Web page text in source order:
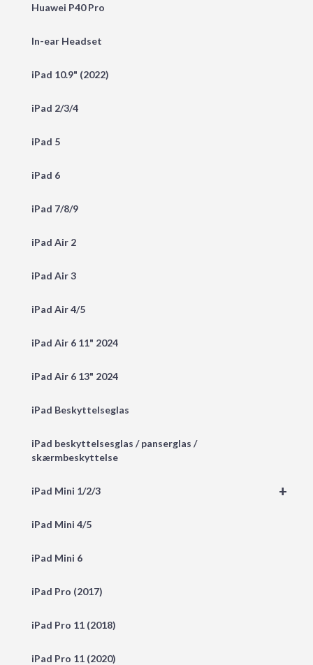
Huawei P40 Pro
In-ear Headset
iPad 10.9" (2022)
iPad 2/3/4
iPad 5
iPad 6
iPad 7/8/9
iPad Air 2
iPad Air 3
iPad Air 4/5
iPad Air 6 11" 2024
iPad Air 6 13" 2024
iPad Beskyttelseglas
iPad beskyttelsesglas / panserglas /
skærmbeskyttelse
+
iPad Mini 1/2/3
iPad Mini 4/5
iPad Mini 6
iPad Pro (2017)
iPad Pro 11 (2018)
iPad Pro 11 (2020)